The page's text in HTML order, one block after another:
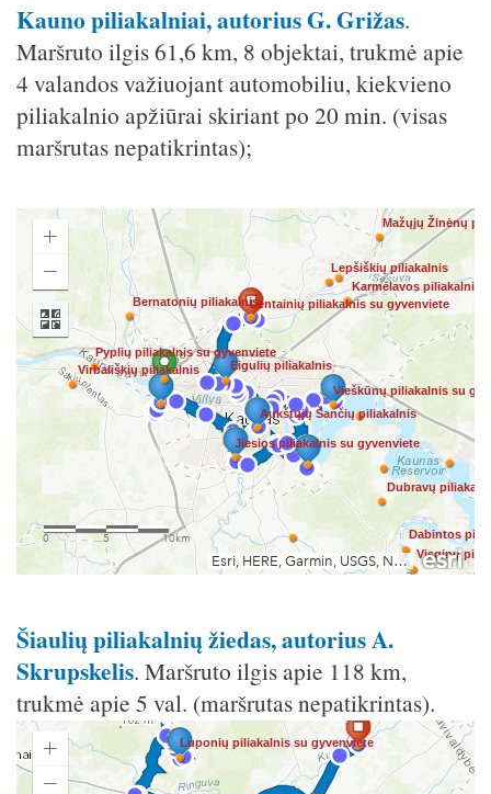
Kauno piliakalniai, autorius G. Grižas.
Maršruto ilgis 61,6 km, 8 objektai, trukmė apie
4 valandos važiuojant automobiliu, kiekvieno
piliakalnio apžiūrai skiriant po 20 min. (visas
maršrutas nepatikrintas);
Šiaulių piliakalnių žiedas, autorius A.
Skrupskelis. Maršruto ilgis apie 118 km,
trukmė apie 5 val. (maršrutas nepatikrintas).